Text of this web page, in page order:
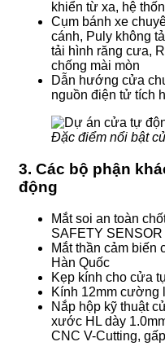
khiển từ xa, hệ
Cụm bánh xe
cánh, Puly không
tải hình răng cưa,
chống mài mòn
Dẫn hướng cửa
nguồn điện tử tích
Đặc điểm nổi bật
3. Các bộ phận
động
Mắt soi an toàn
SAFETY
Mắt thần cảm biến
Hàn Quốc
Kẹp kính cho cửa
Kính 12mm cường
Nắp hộp kỹ thuật
xước HL dày
CNC V-Cutting,